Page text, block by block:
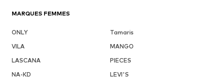
MARQUES FEMMES
ONLY
Tamaris
VILA
MANGO
LASCANA
PIECES
NA-KD
LEVI'S